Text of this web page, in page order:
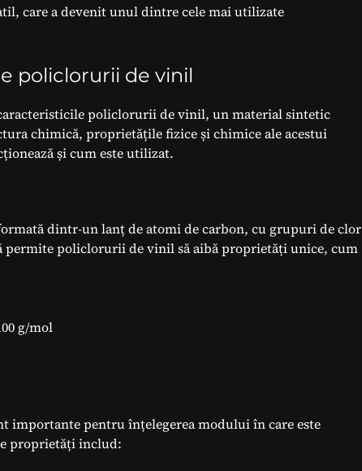
care a devenit unul dintre cele mai utilizate
policlorurii de vinil
policlorurii de vinil, un material sintetic
chimică, proprietățile fizice și chimice ale acestui
și cum este utilizat.
dintr-un lanț de atomi de carbon, cu grupuri de clor
permite policlorurii de vinil să aibă proprietăți unice, cum
g/mol
pentru înțelegerea modului în care este
proprietăți includ: